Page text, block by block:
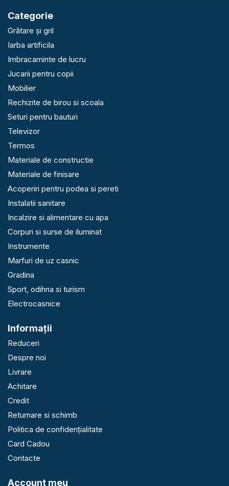
Categorie
Grătare și gril
Iarba artificila
Imbracaminte de lucru
Jucarii pentru copii
Mobilier
Rechizite de birou si scoala
Seturi pentru bauturi
Televizor
Termos
Materiale de constructie
Materiale de finisare
Acoperiri pentru podea si pereti
Instalatii sanitare
Incalzire si alimentare cu apa
Corpuri si surse de iluminat
Instrumente
Marfuri de uz casnic
Gradina
Sport, odihna si turism
Electrocasnice
Informaţii
Reduceri
Despre noi
Livrare
Achitare
Credit
Returnare si schimb
Politica de confidențialitate
Card Cadou
Contacte
Account meu